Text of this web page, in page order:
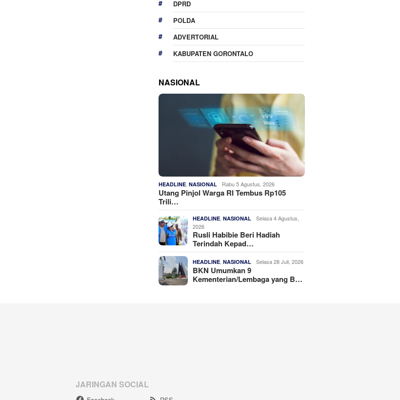
DPRD
POLDA
ADVERTORIAL
KABUPATEN GORONTALO
NASIONAL
HEADLINE ,NASIONAL Rabu 5 Agustus, 2026
Utang Pinjol Warga RI Tembus Rp105
Trili…
HEADLINE ,NASIONAL
Selasa 4 Agustus,
2026
Rusli Habibie Beri Hadiah
Terindah Kepad…
HEADLINE ,NASIONAL Selasa 28 Juli, 2026
BKN Umumkan 9
Kementerian/Lembaga yang B…
JARINGAN SOCIAL